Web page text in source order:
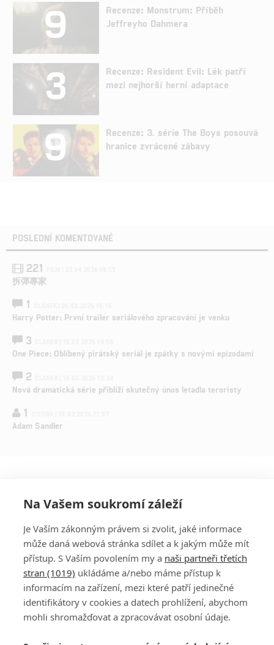
9
Recenze: Monstrum: Příběh
Jeffreyho Dahmera
3
Recenze: Resident Evil: Lék patří
mezi nejhorší herní adaptace
9
Recenze: 3. série The Boys posouvá
hranice zvrácené zábavy
POSLEDNÍ KOMENTOVANÉ
221
拆彈專家
1
Harry Potter: První trailer seriálového zpracování je venku
3
One Piece: Oblíbený pirátský seriál je zpátky s novými epizodami
2
Nová dramatická série přiblíží skutečný únos letadla teroristy
1
Adam Sandler
PŘIHLÁSIT
REGISTROVAT
DISKUZE
Na Vašem soukromí záleží
Je Vaším zákonným právem si zvolit, jaké informace
může daná webová stránka sdílet a k jakým může mít
přístup. S Vaším povolením my a naši partneři třetích
stran (1019) ukládáme a/nebo máme přístup k
informacím na zařízení, mezi které patří jedinečné
identifikátory v cookies a datech prohlížení, abychom
mohli shromažďovat a zpracovávat osobní údaje.